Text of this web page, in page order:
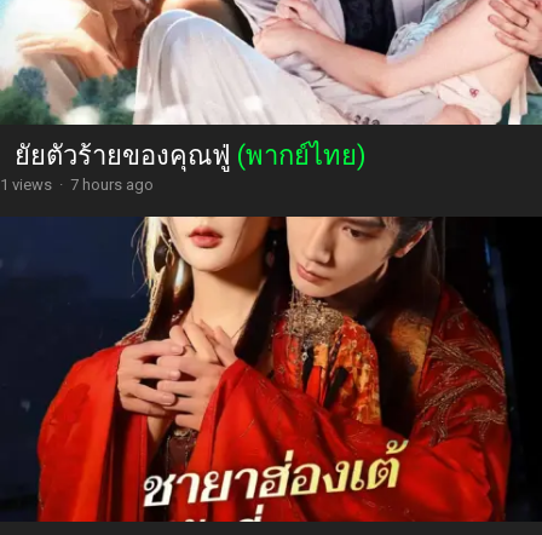
ยัยตัวร้ายของคุณฟู่ (พากย์ไทย)
1 views · 7 hours ago